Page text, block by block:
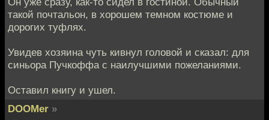
такой почтальон, в хорошем темном костюме и
дорогих туфлях.
Увидев хозяина чуть кивнул головой и сказал: для
синьора Пучкоффа с наилучшими пожеланиями.
Оставил книгу и ушел.
DOOMer »